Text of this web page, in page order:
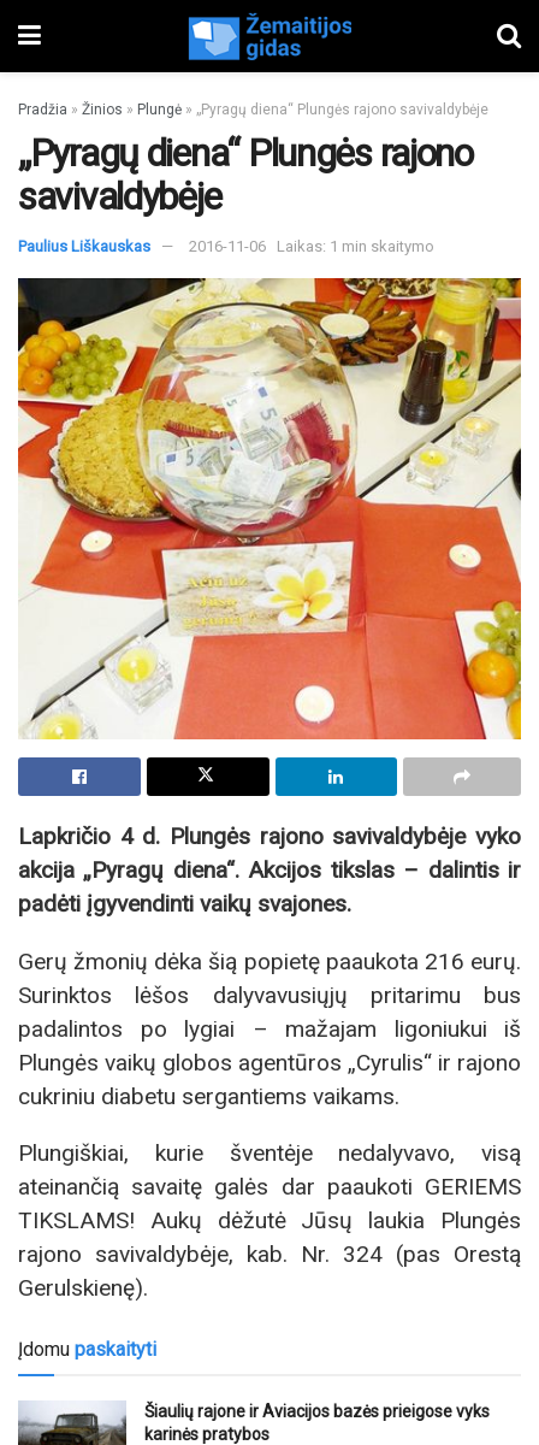
Pradžia » Žinios » Plungė » „Pyragų diena“ Plungės rajono savivaldybėje
„Pyragų diena“ Plungės rajono
savivaldybėje
Paulius Liškauskas 2016-11-06 Laikas: 1 min skaitymo
Lapkričio 4 d. Plungės rajono savivaldybėje vyko
akcija „Pyragų diena“. Akcijos tikslas – dalintis ir
padėti įgyvendinti vaikų svajones.
Gerų žmonių dėka šią popietę paaukota 216 eurų.
Surinktos lėšos dalyvavusiųjų pritarimu bus
padalintos po lygiai – mažajam ligoniukui iš
Plungės vaikų globos agentūros „Cyrulis“ ir rajono
cukriniu diabetu sergantiems vaikams.
Plungiškiai, kurie šventėje nedalyvavo, visą
ateinančią savaitę galės dar paaukoti GERIEMS
TIKSLAMS! Aukų dėžutė Jūsų laukia Plungės
rajono savivaldybėje, kab. Nr. 324 (pas Orestą
Gerulskienę).
Įdomu paskaityti
Šiaulių rajone ir Aviacijos bazės prieigose vyks
karinės pratybos